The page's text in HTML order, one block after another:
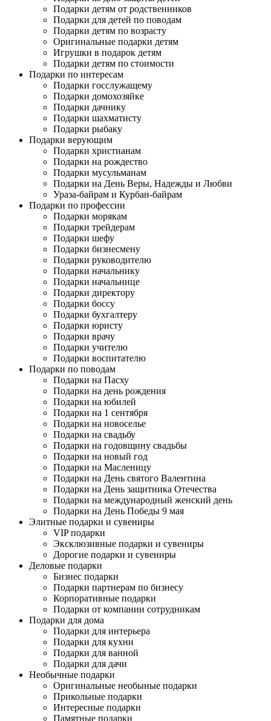
Подарки детям от родственников
Подарки для детей по поводам
Подарки детям по возрасту
Оригинальные подарки детям
Игрушки в подарок детям
Подарки детям по стоимости
Подарки по интересам
Подарки госслужащему
Подарки домохозяйке
Подарки дачнику
Подарки шахматисту
Подарки рыбаку
Подарки верующим
Подарки христианам
Подарки на рождество
Подарки мусульманам
Подарки на День Веры, Надежды и Любви
Ураза-байрам и Курбан-байрам
Подарки по профессии
Подарки морякам
Подарки трейдерам
Подарки шефу
Подарки бизнесмену
Подарки руководителю
Подарки начальнику
Подарки начальнице
Подарки директору
Подарки боссу
Подарки бухгалтеру
Подарки юристу
Подарки врачу
Подарки учителю
Подарки воспитателю
Подарки по поводам
Подарки на Пасху
Подарки на день рождения
Подарки на юбилей
Подарки на 1 сентября
Подарки на новоселье
Подарки на свадьбу
Подарки на годовщину свадьбы
Подарки на новый год
Подарки на Масленицу
Подарки на День святого Валентина
Подарки на День защитника Отечества
Подарки на международный женский день
Подарки на День Победы 9 мая
Элитные подарки и сувениры
VIP подарки
Эксклюзивные подарки и сувениры
Дорогие подарки и сувениры
Деловые подарки
Бизнес подарки
Подарки партнерам по бизнесу
Корпоративные подарки
Подарки от компании сотрудникам
Подарки для дома
Подарки для интерьера
Подарки для кухни
Подарки для ванной
Подарки для дачи
Необычные подарки
Оригинальные необыные подарки
Прикольные подарки
Интересные подарки
Памятные подарки